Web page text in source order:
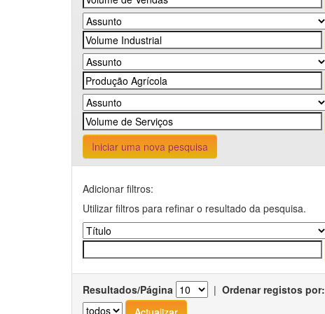
Iniciar uma nova pesquisa
Adicionar filtros:
Utilizar filtros para refinar o resultado da pesquisa.
Resultados/Página | Ordenar registos por: